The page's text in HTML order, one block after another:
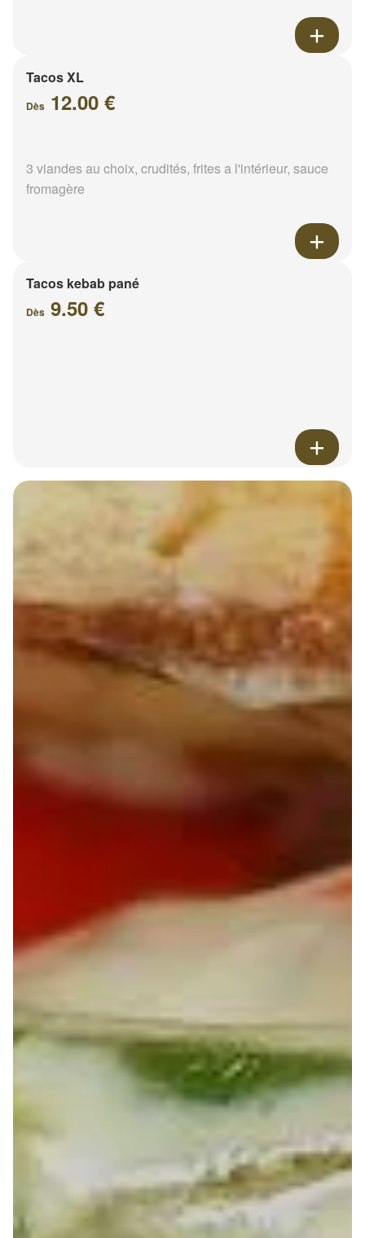
Tacos XL
Dès 12.00 €
3 viandes au choix, crudités, frites a l'intérieur, sauce
fromagère
Tacos kebab pané
Dès 9.50 €